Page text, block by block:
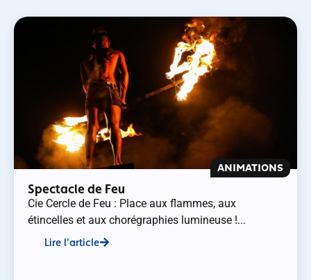
ANIMATIONS
Spectacle de Feu
Cie Cercle de Feu : Place aux flammes, aux
étincelles et aux chorégraphies lumineuse !...
Lire l'article